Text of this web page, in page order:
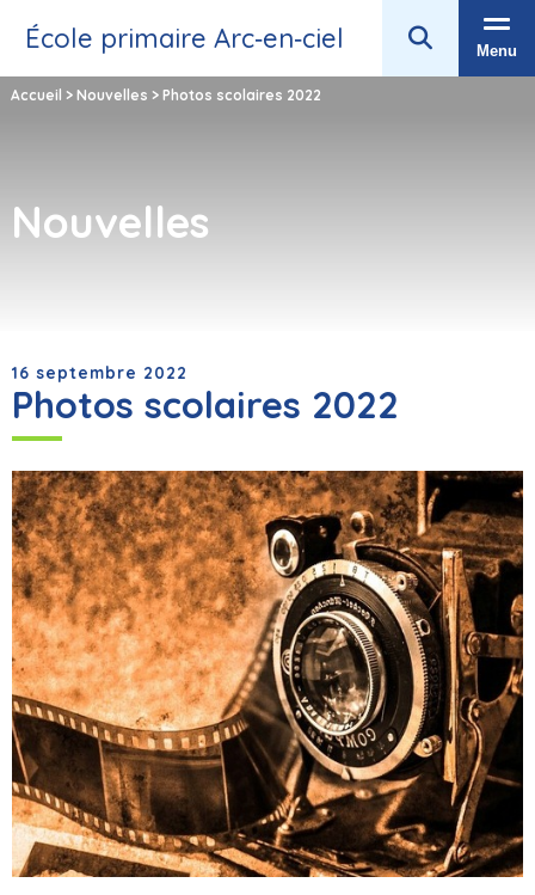
École primaire Arc‑en‑ciel Menu
Accueil > Nouvelles > Photos scolaires 2022
Nouvelles
16 septembre 2022
Photos scolaires 2022